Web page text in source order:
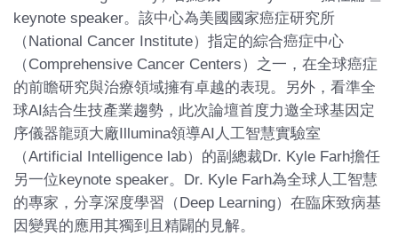
keynote speaker。該中心為美國國家癌症研究所
（National Cancer Institute）指定的綜合癌症中心
（Comprehensive Cancer Centers）之一，在全球癌症
的前瞻研究與治療領域擁有卓越的表現。另外，看準全
球AI結合生技產業趨勢，此次論壇首度力邀全球基因定
序儀器龍頭大廠Illumina領導AI人工智慧實驗室
（Artificial Intelligence lab）的副總裁Dr. Kyle Farh擔任
另一位keynote speaker。Dr. Kyle Farh為全球人工智慧
的專家，分享深度學習（Deep Learning）在臨床致病基
因變異的應用其獨到且精闢的見解。